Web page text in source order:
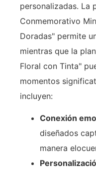
personalizadas. La
Conmemorativo
Doradas" permite
mientras que la
Floral con Tinta"
momentos
incluyen:
Conexión
diseñados
manera